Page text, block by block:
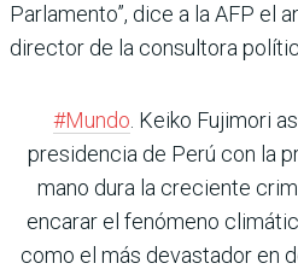
Parlamento”, dice a la AFP el
director de la consultora
#Mundo. Keiko Fujimori
presidencia de Perú con la
mano dura la creciente
encarar el fenómeno
como el más devastador en